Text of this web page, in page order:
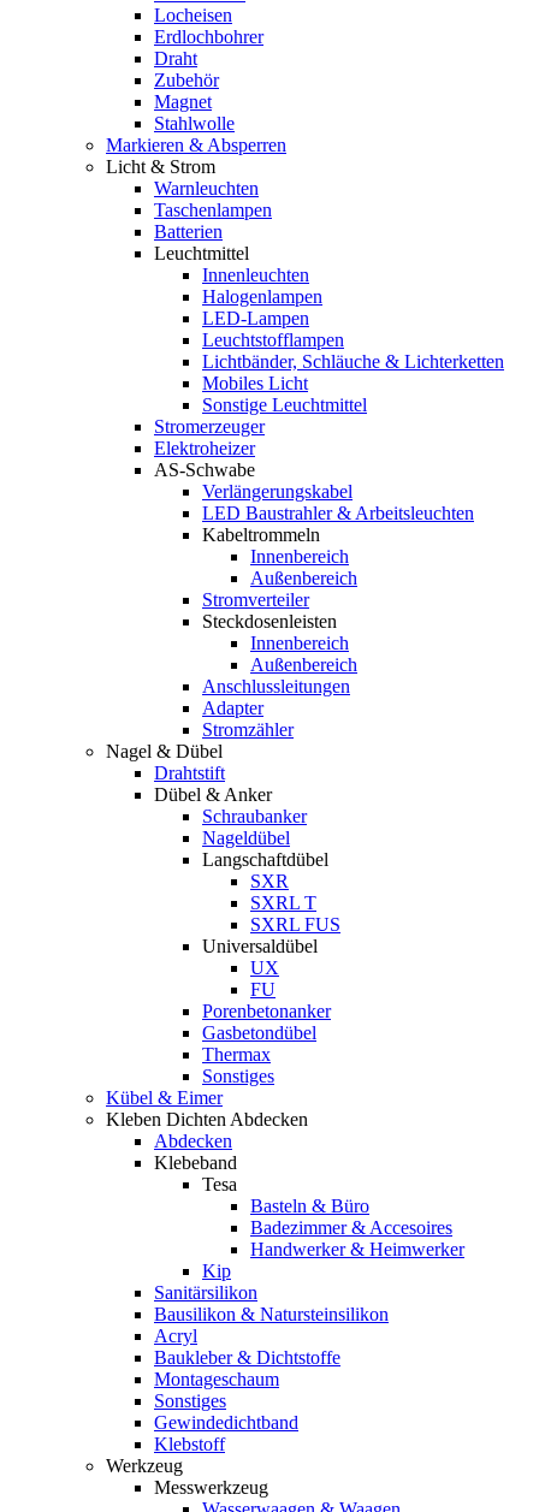
Locheisen
Erdlochbohrer
Draht
Zubehör
Magnet
Stahlwolle
Markieren & Absperren
Licht & Strom
Warnleuchten
Taschenlampen
Batterien
Leuchtmittel
Innenleuchten
Halogenlampen
LED-Lampen
Leuchtstofflampen
Lichtbänder, Schläuche & Lichterketten
Mobiles Licht
Sonstige Leuchtmittel
Stromerzeuger
Elektroheizer
AS-Schwabe
Verlängerungskabel
LED Baustrahler & Arbeitsleuchten
Kabeltrommeln
Innenbereich
Außenbereich
Stromverteiler
Steckdosenleisten
Innenbereich
Außenbereich
Anschlussleitungen
Adapter
Stromzähler
Nagel & Dübel
Drahtstift
Dübel & Anker
Schraubanker
Nageldübel
Langschaftdübel
SXR
SXRL T
SXRL FUS
Universaldübel
UX
FU
Porenbetonanker
Gasbetondübel
Thermax
Sonstiges
Kübel & Eimer
Kleben Dichten Abdecken
Abdecken
Klebeband
Tesa
Basteln & Büro
Badezimmer & Accesoires
Handwerker & Heimwerker
Kip
Sanitärsilikon
Bausilikon & Natursteinsilikon
Acryl
Baukleber & Dichtstoffe
Montageschaum
Sonstiges
Gewindedichtband
Klebstoff
Werkzeug
Messwerkzeug